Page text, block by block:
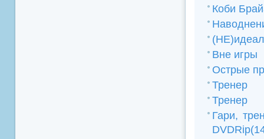
Коби
Вне игры
Острые
Тренер
Тренер
Гари,